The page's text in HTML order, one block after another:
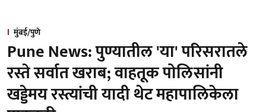
मुंबई/पुणे
Pune News: पुण्यातील 'या' परिसरातले
रस्ते सर्वात खराब; वाहतूक पोलिसांनी
खड्डेमय रस्त्यांची यादी थेट महापालिकेला